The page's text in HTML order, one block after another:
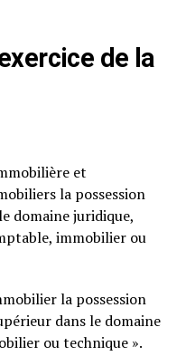
de la
et
la possession
domaine juridique,
immobilier ou
la possession
dans le domaine
ou technique ».